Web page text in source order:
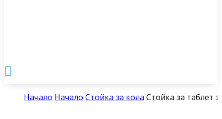

Начало Начало Стойка за кола Стойка за таблет